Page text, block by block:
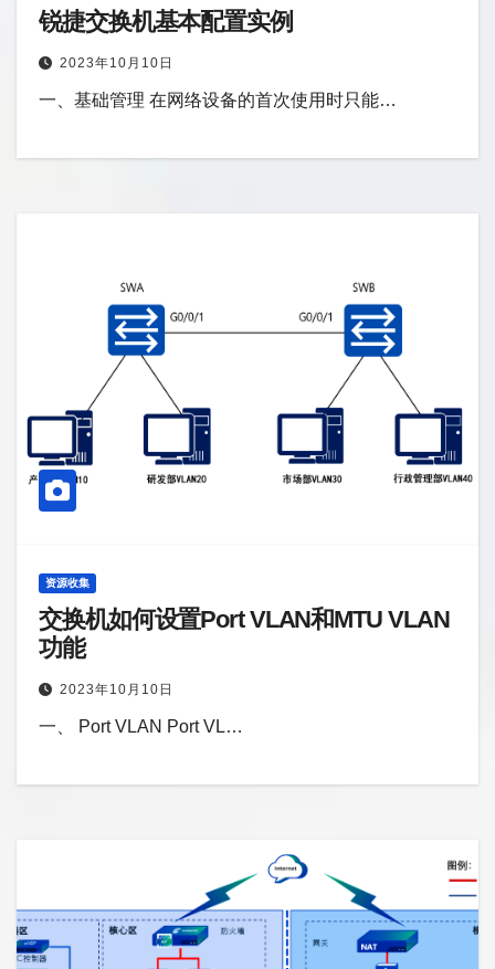
锐捷交换机基本配置实例
2023年10月10日
一、基础管理 在网络设备的首次使用时只能…
资源收集
交换机如何设置Port VLAN和MTU VLAN
功能
2023年10月10日
一、 Port VLAN Port VL…